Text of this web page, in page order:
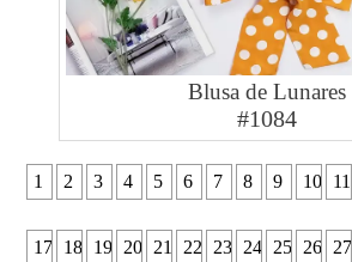
Blusa de Lunares
#1084
1 2 3 4 5 6 7 8 9 10 11
17 18 19 20 21 22 23 24 25 26 27